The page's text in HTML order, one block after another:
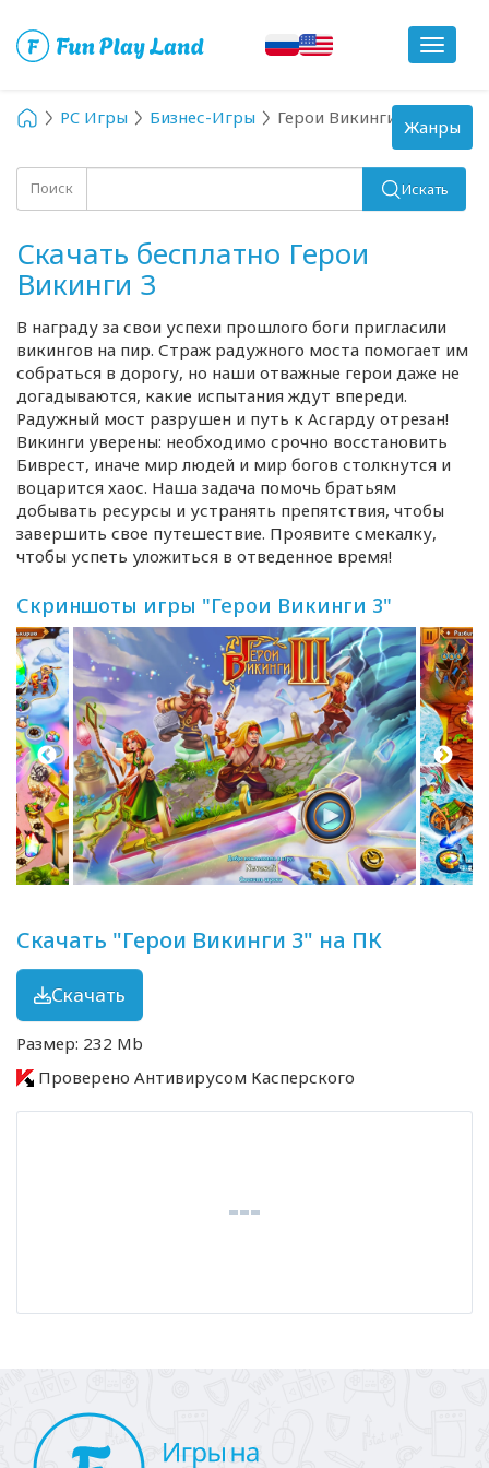
Toggle
PC Игры Бизнес-Игры Герои Викинги 3
Поиск Искать
Скачать бесплатно Герои
Викинги 3
В награду за свои успехи прошлого боги пригласили
викингов на пир. Страж радужного моста помогает им
собраться в дорогу, но наши отважные герои даже не
догадываются, какие испытания ждут впереди.
Радужный мост разрушен и путь к Асгарду отрезан!
Викинги уверены: необходимо срочно восстановить
Биврест, иначе мир людей и мир богов столкнутся и
воцарится хаос. Наша задача помочь братьям
добывать ресурсы и устранять препятствия, чтобы
завершить свое путешествие. Проявите смекалку,
чтобы успеть уложиться в отведенное время!
Скриншоты игры "Герои Викинги 3"
Скачать "Герои Викинги 3" на ПК
Скачать
Размер: 232 Mb
Проверено Антивирусом Касперского
Toggle
navigation
Жанры